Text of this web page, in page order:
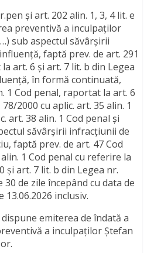
și art. 202 alin. 1, 3, 4 lit. e
preventivă a inculpaților
sub aspectul săvârșirii
faptă prev. de art. 291
art. 6 și art. 7 lit. b din Legea
în formă continuată,
1 Cod penal, raportat la art. 6
2000 cu aplic. art. 35 alin. 1
art. 38 alin. 1 Cod penal și
săvârșirii infracțiunii de
faptă prev. de art. 47 Cod
1 Cod penal cu referire la
și art. 7 lit. b din Legea nr.
de zile începând cu data de
13.06.2026 inclusiv.
emiterea de îndată a
a inculpaților Ștefan